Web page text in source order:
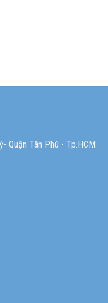
Quận Tân Phú - Tp.HCM